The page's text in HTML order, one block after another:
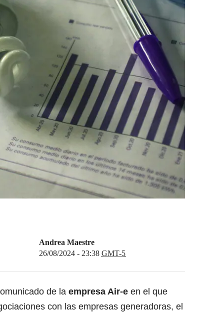
Andrea Maestre
26/08/2024 - 23:38 GMT-5
de la empresa Air-e en el que
con las empresas generadoras, el